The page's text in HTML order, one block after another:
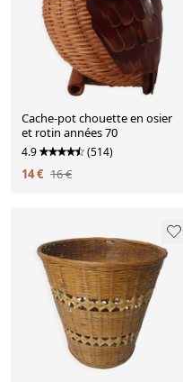
Cache-pot chouette en osier
et rotin années 70
4.9 (514)
14 € 16 €